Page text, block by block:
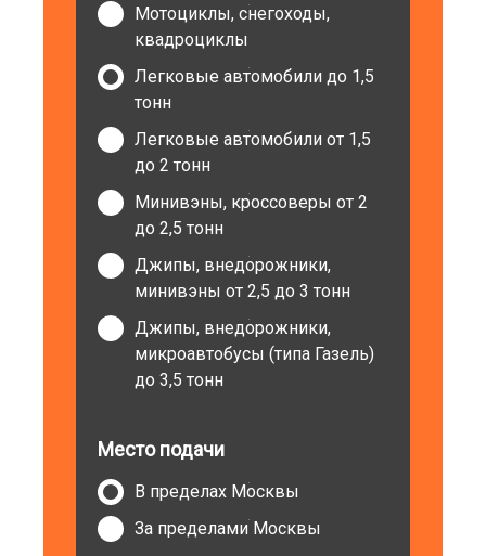
Мотоциклы, снегоходы,
квадроциклы
Легковые автомобили до 1,5
тонн
Легковые автомобили от 1,5
до 2 тонн
Минивэны, кроссоверы от 2
до 2,5 тонн
Джипы, внедорожники,
минивэны от 2,5 до 3 тонн
Джипы, внедорожники,
микроавтобусы (типа Газель)
до 3,5 тонн
Место подачи
В пределах Москвы
За пределами Москвы